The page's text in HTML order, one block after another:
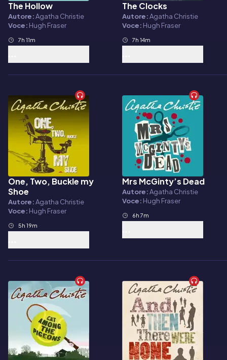
Audiolibro
The Hollow
Autore:Agatha Christie
Voce: Hugh Fraser
7h 11m
Audiolibro
The Clocks
Autore:Agatha Christie
Voce: Hugh Fraser
7h 14m
Audiolibro
One, Two, Buckle my
Shoe
Autore:Agatha Christie
Voce: Hugh Fraser
5h 19m
Audiolibro
Mrs McGinty’s Dead
Autore:Agatha Christie
Voce: Hugh Fraser
6h 7m